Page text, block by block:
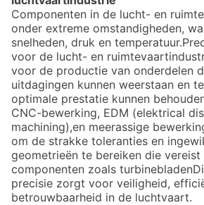
Componenten in de lucht- en
onder extreme omstandigheden,
snelheden, druk en
voor de lucht- en
voor de productie van onderdelen
uitdagingen kunnen weerstaan en
optimale prestatie kunnen
CNC-bewerking, EDM (elektrical
machining),en meerassige
om de strakke toleranties en
geometrieën te bereiken die
componenten zoals
precisie zorgt voor veiligheid,
betrouwbaarheid in de luchtvaart.